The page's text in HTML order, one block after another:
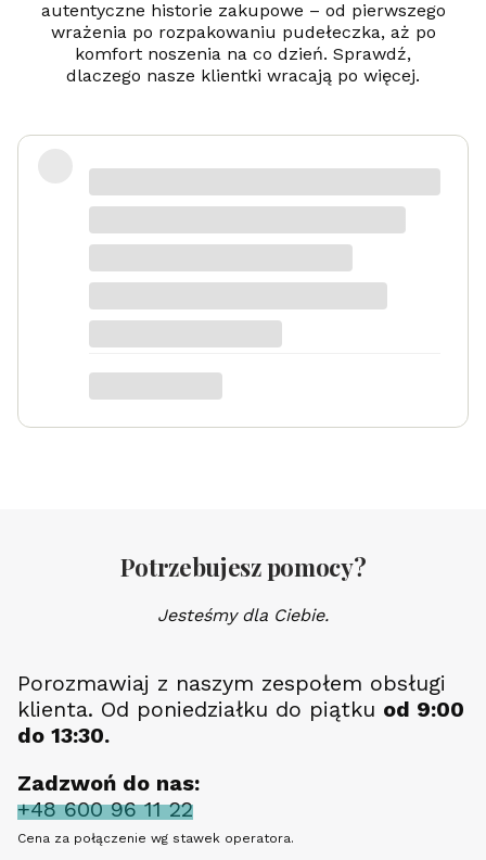
autentyczne historie zakupowe – od pierwszego
wrażenia po rozpakowaniu pudełeczka, aż po
komfort noszenia na co dzień. Sprawdź,
dlaczego nasze klientki wracają po więcej.
Danka
Serduszko Grawer
Potrzebujesz pomocy?
Jesteśmy dla Ciebie.
Porozmawiaj z naszym zespołem obsługi
klienta. Od poniedziałku do piątku od 9:00
do 13:30.
Zadzwoń do nas:
+48 600 96 11 22
Cena za połączenie wg stawek operatora.